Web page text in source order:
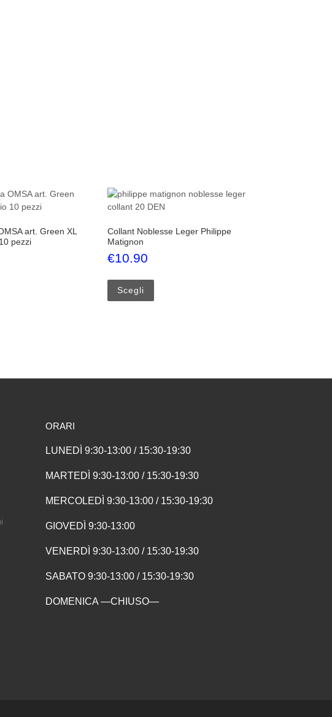
scelte nella pagina del prodotto
art. Green XL
pezzi
Collant Noblesse Leger Philippe
Matignon
€10.90
Scegli
ORARI
LUNEDÌ 9:30-13:00 / 15:30-19:30
MARTEDÌ 9:30-13:00 / 15:30-19:30
MERCOLEDÌ 9:30-13:00 / 15:30-19:30
GIOVEDÌ 9:30-13:00
VENERDÌ 9:30-13:00 / 15:30-19:30
SABATO 9:30-13:00 / 15:30-19:30
DOMENICA —CHIUSO—